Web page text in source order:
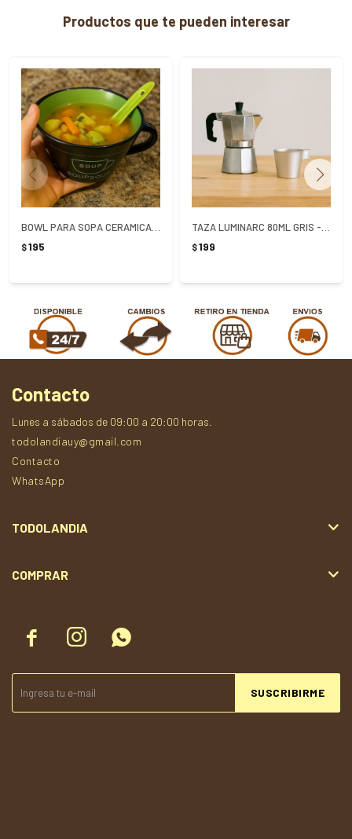
Productos que te pueden interesar
$195 $199
  
SUSCRIBIRME
Contacto
Lunes a sábados de 09:00 a 20:00 horas.
todolandiauy@gmail.com
Contacto
WhatsApp
TODOLANDIA
COMPRAR